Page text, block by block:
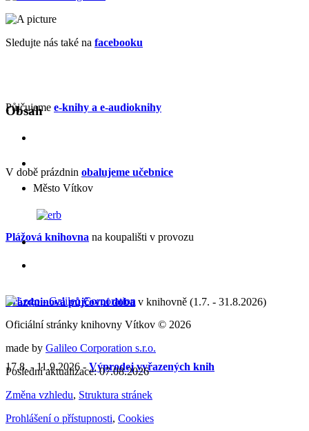
Sledujte nás také na facebooku
Půjčujeme e-knihy a e-audioknihy
V době prázdnin obalujeme učebnice
Plážová knihovna na koupališti v provozu
Prázdninová půjčovní dobav knihovně (1.7. - 31.8.2026)
17.8. - 11.9.2026 -Výprodej vyřazených knih
Obsah
Město Vítkov
Oficiální stránky knihovny Vítkov © 2026
made by Galileo Corporation s.r.o.
Poslední aktualizace: 07.08.2026
Změna vzhledu, Struktura stránek
Prohlášení o přístupnosti, Cookies